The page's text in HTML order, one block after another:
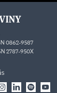
0862-9587
2787-950X